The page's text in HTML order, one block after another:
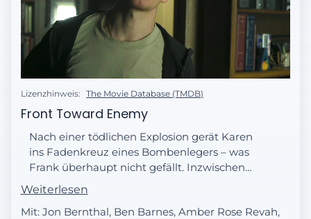
Lizenzhinweis: The Movie Database (TMDB)
Front Toward Enemy
Nach einer tödlichen Explosion gerät Karen
ins Fadenkreuz eines Bombenlegers – was
Frank überhaupt nicht gefällt. Inzwischen
macht Curtis eine grauenvolle Entdeckung.
Weiterlesen
Mit: Jon Bernthal, Ben Barnes, Amber Rose Revah,